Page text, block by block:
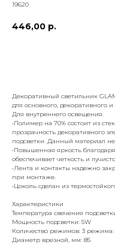
19620
446,00 р.
Декоративный светильник
для основного, декоративного
Для внутреннего освещения.
•Полимер на 70% состоит из
прозрачность декоративного
подсветки. Данный материал
•Повышенная яркость
обеспечивает четкость и
•Лента и контакты надежно
при монтаже.
•Цоколь сделан из
Характеристики
Температура свечения
Мощность подсветки: 5W
Количество режимов: 3 режима:
Диаметр врезной, мм: 85